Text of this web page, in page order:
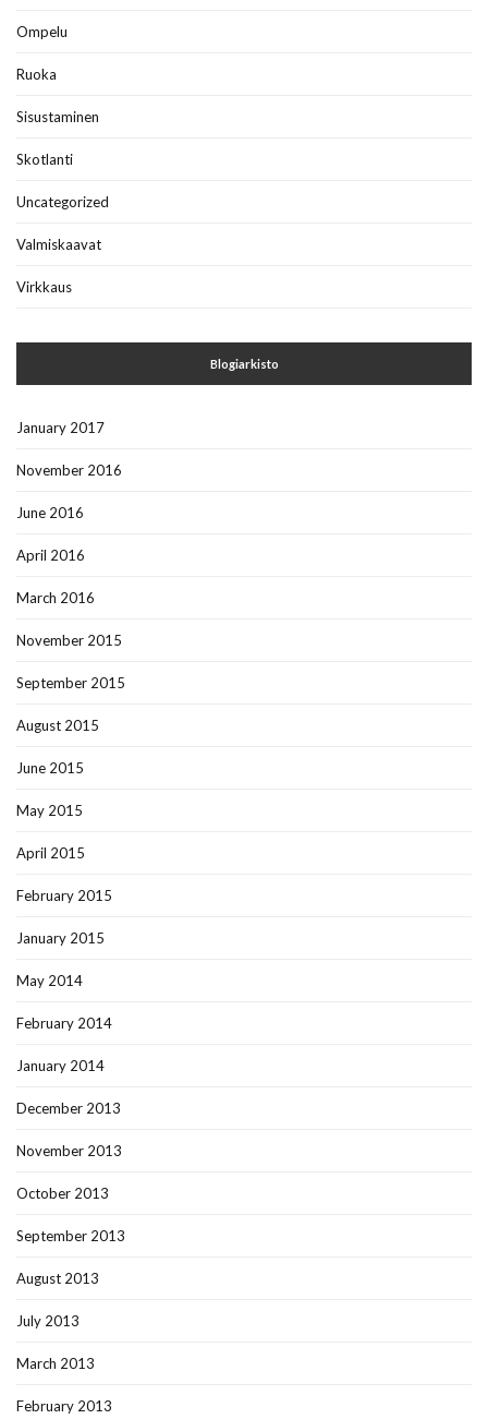
Ompelu
Ruoka
Sisustaminen
Skotlanti
Uncategorized
Valmiskaavat
Virkkaus
Blogiarkisto
January 2017
November 2016
June 2016
April 2016
March 2016
November 2015
September 2015
August 2015
June 2015
May 2015
April 2015
February 2015
January 2015
May 2014
February 2014
January 2014
December 2013
November 2013
October 2013
September 2013
August 2013
July 2013
March 2013
February 2013